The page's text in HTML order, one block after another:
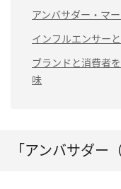
アンバサダー・マ
インフルエンサー
ブランドと消費者
味
「アンバサダ